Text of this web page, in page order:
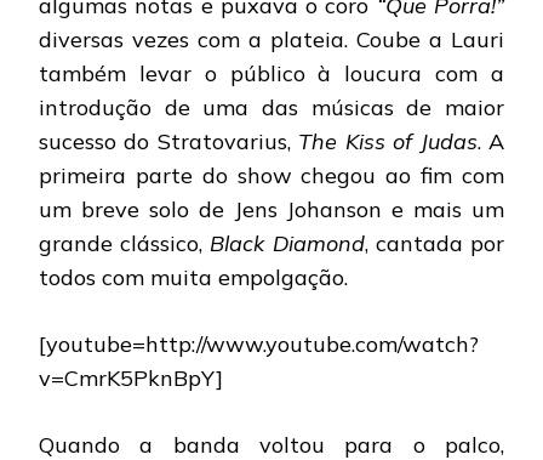
diversas vezes com a plateia. Coube a Lauri
também levar o público à loucura com a
introdução de uma das músicas de maior
sucesso do Stratovarius, The Kiss of Judas. A
primeira parte do show chegou ao fim com
um breve solo de Jens Johanson e mais um
grande clássico, Black Diamond, cantada por
todos com muita empolgação.
[youtube=http://www.youtube.com/watch?
v=CmrK5PknBpY]
Quando a banda voltou para o palco,